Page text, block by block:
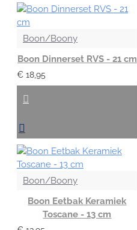
Boon/Boony
Boon Dinnerset RVS - 21 cm
€ 18,95
Boon/Boony
Boon Eetbak Keramiek
Toscane - 13 cm